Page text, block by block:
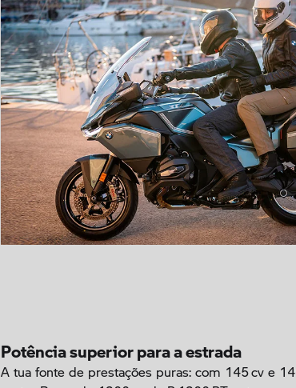
Potência superior para a estrada
A tua fonte de prestações puras: com 145 cv e